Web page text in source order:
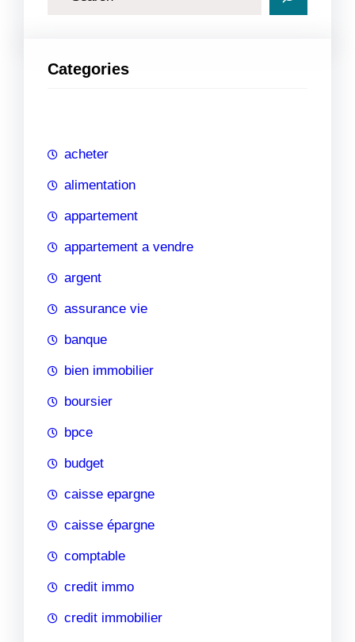
h
Categories
acheter
alimentation
appartement
appartement a vendre
argent
assurance vie
banque
bien immobilier
boursier
bpce
budget
caisse epargne
caisse épargne
comptable
credit immo
credit immobilier